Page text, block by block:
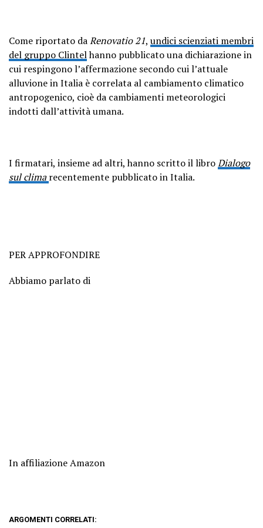
Come riportato daRenovatio 21, undici scienziati membri
del gruppo Clintelhanno pubblicato una dichiarazione in
cui respingono l’affermazione secondo cui l’attuale
alluvione in Italia è correlata al cambiamento climatico
antropogenico, cioè da cambiamenti meteorologici
indotti dall’attività umana.
I firmatari, insieme ad altri, hanno scritto il libroDialogo
sul climarecentemente pubblicato in Italia.
PER APPROFONDIRE
Abbiamo parlato di
In affiliazione Amazon
ARGOMENTI CORRELATI: